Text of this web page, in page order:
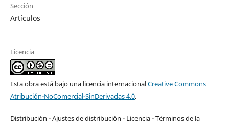
Sección
Artículos
Licencia
Esta obra está bajo una licencia internacionalCreative Commons
Atribución-NoComercial-SinDerivadas 4.0.
Distribución - Ajustes de distribución - Licencia - Términos de la